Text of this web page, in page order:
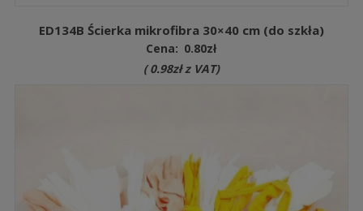
ED134B Ścierka mikrofibra 30×40 cm (do szkła)
Cena: 0.80zł
( 0.98złz VAT)